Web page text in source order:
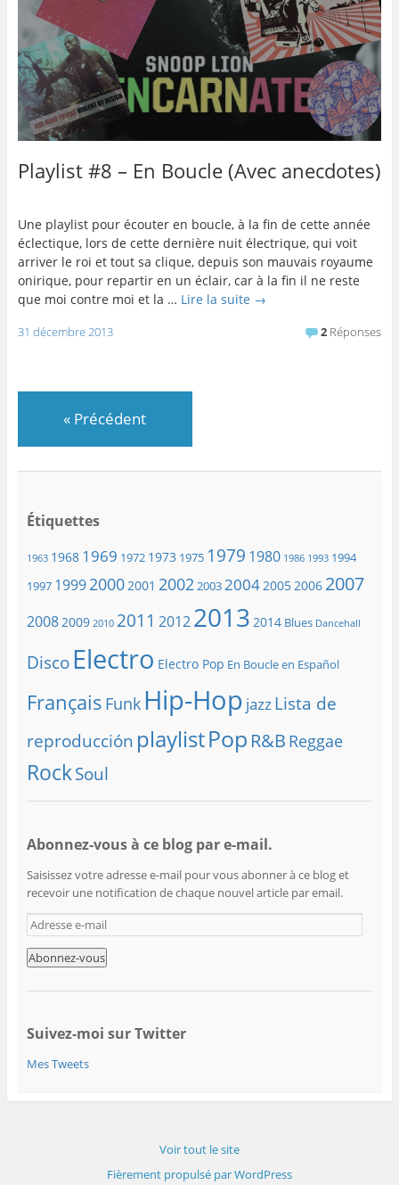
Playlist #8 – En Boucle (Avec anecdotes)
Une playlist pour écouter en boucle, à la fin de cette année
éclectique, lors de cette dernière nuit électrique, qui voit
arriver le roi et tout sa clique, depuis son mauvais royaume
onirique, pour repartir en un éclair, car à la fin il ne reste
que moi contre moi et la … Lire la suite →
31 décembre 2013 2 Réponses
« Précédent
Étiquettes
1963 1968 1969 1972 1973 1975 1979 1980 1986 1993 1994
1997 199920002001 20022003200420052006 2007
20082009 2010 2011 20122013 2014 Blues Dancehall
Disco Electro Electro Pop En Boucle en Español
Français Funk Hip-Hop jazzLista de
reproducción playlistPop R&B Reggae
RockSoul
Abonnez-vous à ce blog par e-mail.
Saisissez votre adresse e-mail pour vous abonner à ce blog et
recevoir une notification de chaque nouvel article par email.
A
d
r
s
e
-
a
Suivez-moi sur Twitter
Mes Tweets
Voir tout le site
Fièrement propulsé par WordPress